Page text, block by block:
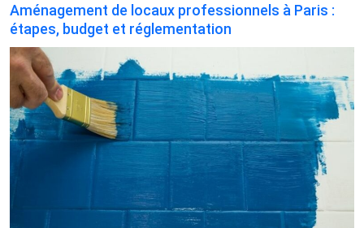
Aménagement de locaux professionnels à Paris :
étapes, budget et réglementation